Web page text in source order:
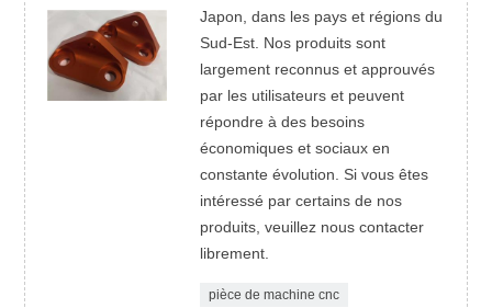
Japon, dans les pays et régions du
Sud-Est. Nos produits sont
largement reconnus et approuvés
par les utilisateurs et peuvent
répondre à des besoins
économiques et sociaux en
constante évolution. Si vous êtes
intéressé par certains de nos
produits, veuillez nous contacter
librement.
pièce de machine cnc